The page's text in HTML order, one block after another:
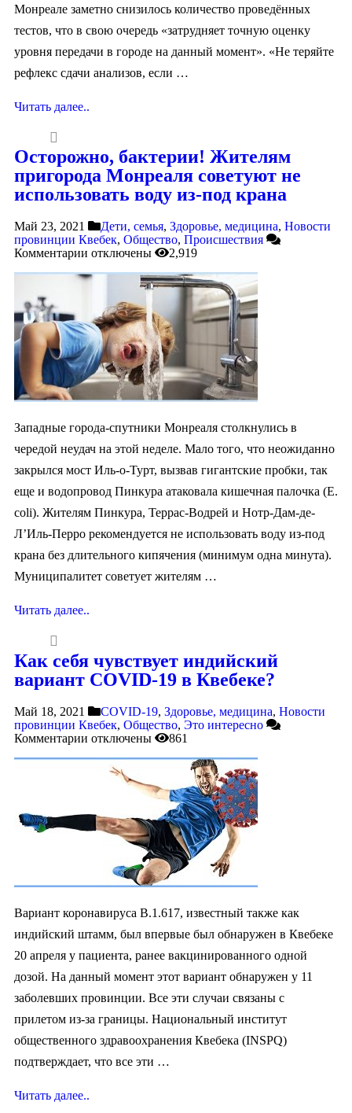
Монреале заметно снизилось количество проведённых
тестов, что в свою очередь «затрудняет точную оценку
уровня передачи в городе на данный момент». «Не теряйте
рефлекс сдачи анализов, если …
Читать далее..
Осторожно, бактерии! Жителям
пригорода Монреаля советуют не
использовать воду из-под крана
Май 23, 2021 Дети, семья, Здоровье, медицина, Новости
провинции Квебек, Общество, Происшествия
Комментарии отключены 2,919
Западные города-спутники Монреаля столкнулись в
чередой неудач на этой неделе. Мало того, что неожиданно
закрылся мост Иль-о-Турт, вызвав гигантские пробки, так
еще и водопровод Пинкура атаковала кишечная палочка (E.
coli). Жителям Пинкура, Террас-Водрей и Нотр-Дам-де-
Л’Иль-Перро рекомендуется не использовать воду из-под
крана без длительного кипячения (минимум одна минута).
Муниципалитет советует жителям …
Читать далее..
Как себя чувствует индийский
вариант COVID-19 в Квебеке?
Май 18, 2021 COVID-19, Здоровье, медицина, Новости
провинции Квебек, Общество, Это интересно
Комментарии отключены 861
Вариант коронавируса B.1.617, известный также как
индийский штамм, был впервые был обнаружен в Квебеке
20 апреля у пациента, ранее вакцинированного одной
дозой. На данный момент этот вариант обнаружен у 11
заболевших провинции. Все эти случаи связаны с
прилетом из-за границы. Национальный институт
общественного здравоохранения Квебека (INSPQ)
подтверждает, что все эти …
Читать далее..